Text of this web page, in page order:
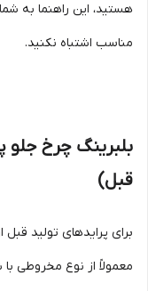
هستید، این راهنما به
مناسب اشتباه نکنید.
قبل)
معمولاً از نوع مخروطی با